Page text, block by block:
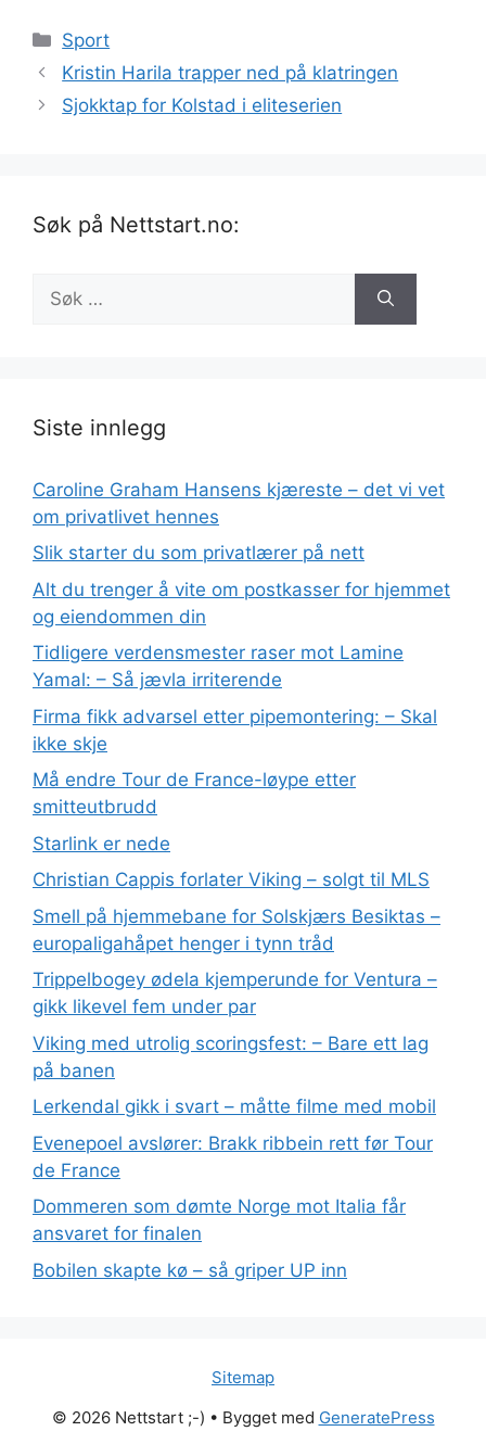
Kategorier
Sport
Kristin Harila trapper ned på klatringen
Sjokktap for Kolstad i eliteserien
Søk på Nettstart.no:
etter:
Siste innlegg
Caroline Graham Hansens kjæreste – det vi vet
om privatlivet hennes
Slik starter du som privatlærer på nett
Alt du trenger å vite om postkasser for hjemmet
og eiendommen din
Tidligere verdensmester raser mot Lamine
Yamal: – Så jævla irriterende
Firma fikk advarsel etter pipemontering: – Skal
ikke skje
Må endre Tour de France-løype etter
smitteutbrudd
Starlink er nede
Christian Cappis forlater Viking – solgt til MLS
Smell på hjemmebane for Solskjærs Besiktas –
europaligahåpet henger i tynn tråd
Trippelbogey ødela kjemperunde for Ventura –
gikk likevel fem under par
Viking med utrolig scoringsfest: – Bare ett lag
på banen
Lerkendal gikk i svart – måtte filme med mobil
Evenepoel avslører: Brakk ribbein rett før Tour
de France
Dommeren som dømte Norge mot Italia får
ansvaret for finalen
Bobilen skapte kø – så griper UP inn
Sitemap
© 2026 Nettstart ;-) • Bygget med GeneratePress